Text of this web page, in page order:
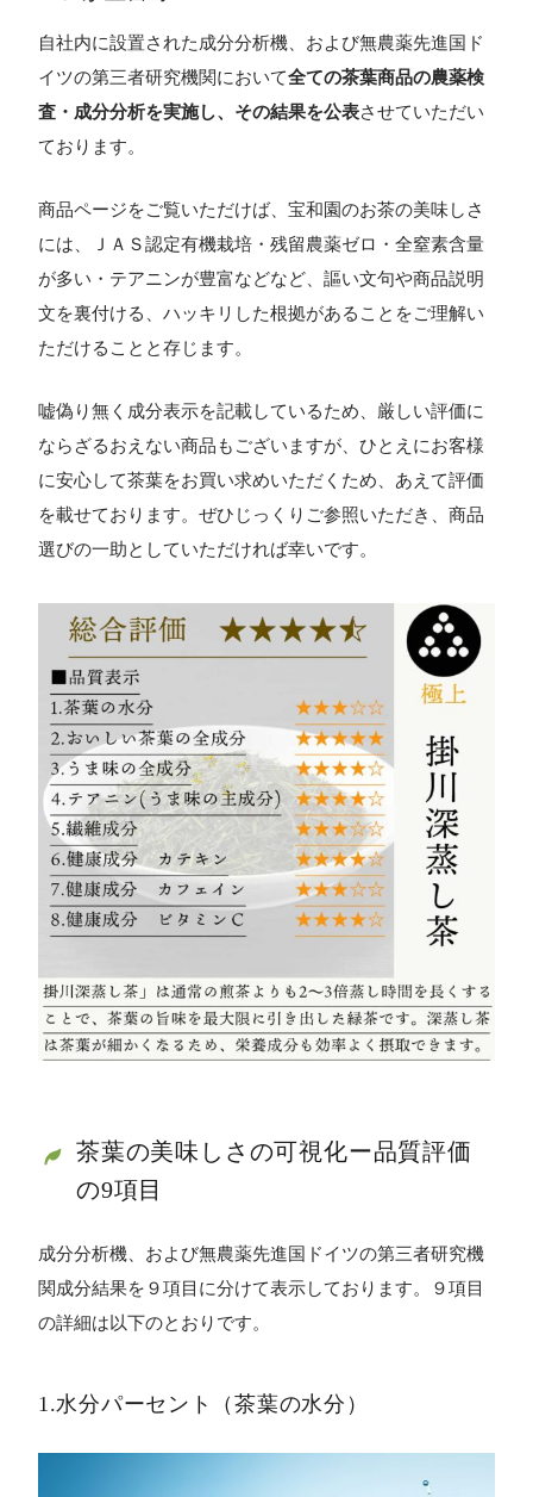
自社内に設置された成分分析機、および無農薬先進国ド
イツの第三者研究機関において全ての茶葉商品の農薬検
査・成分分析を実施し、その結果を公表させていただい
ております。
商品ページをご覧いただけば、宝和園のお茶の美味しさ
には、ＪＡＳ認定有機栽培・残留農薬ゼロ・全窒素含量
が多い・テアニンが豊富などなど、謳い文句や商品説明
文を裏付ける、ハッキリした根拠があることをご理解い
ただけることと存じます。
嘘偽り無く成分表示を記載しているため、厳しい評価に
ならざるおえない商品もございますが、ひとえにお客様
に安心して茶葉をお買い求めいただくため、あえて評価
を載せております。ぜひじっくりご参照いただき、商品
選びの一助としていただければ幸いです。
茶葉の美味しさの可視化ー品質評価
の9項目
成分分析機、および無農薬先進国ドイツの第三者研究機
関成分結果を９項目に分けて表示しております。９項目
の詳細は以下のとおりです。
1.水分パーセント（茶葉の水分）